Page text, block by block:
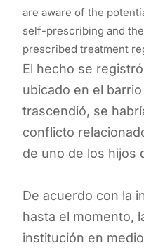
are aware of the
self-prescribing and
prescribed treatment
El hecho se
ubicado en el
trascendió, se
conflicto
de uno de los hijos
De acuerdo con la
hasta el momento,
institución en